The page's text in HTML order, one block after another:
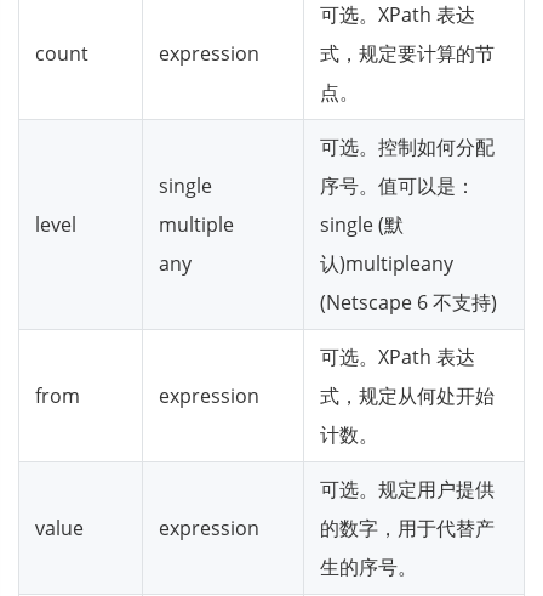
count expression
可选。XPath 表达
式，规定要计算的节
点。
level
single
multiple
any
可选。控制如何分配
序号。值可以是：
single (默
认)multipleany
(Netscape 6 不支持)
from expression
可选。XPath 表达
式，规定从何处开始
计数。
value expression
可选。规定用户提供
的数字，用于代替产
生的序号。